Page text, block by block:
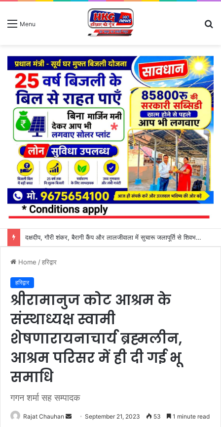
Menu
शिवभक्तों के स्वास्थ्य की सुरक्षा में जुटा स्वास्थ्य विभाग, 32 शिविरों में मिल रहा नि:शुल्क उपचार
Home /हरिद्वार
हरिद्वार
श्रीरामानुज कोट आश्रम के
संस्थाध्यक्ष स्वामी
शेषणारायनाचार्य ब्रह्मलीन,
आश्रम परिसर में ही दी गई भू
समाधि
गगन शर्मा सह सम्पादक
Rajat Chauhan
Send September 21, 2023 53 1 minute read